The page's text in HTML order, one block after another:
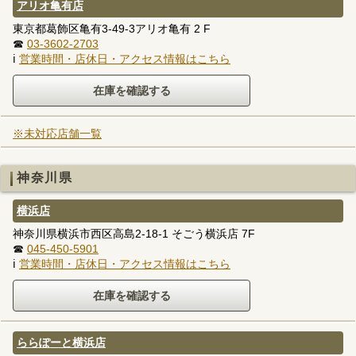
アリオ亀有店
東京都葛飾区亀有3-49-3アリオ亀有 2 F
☎ 03-3602-2703
ℹ 営業時間・店休日・アクセス情報はこちら
※未対応店舗一覧
神奈川県
横浜店
神奈川県横浜市西区高島2-18-1 そごう横浜店 7F
☎ 045-450-5901
ℹ 営業時間・店休日・アクセス情報はこちら
ららぽーと横浜店